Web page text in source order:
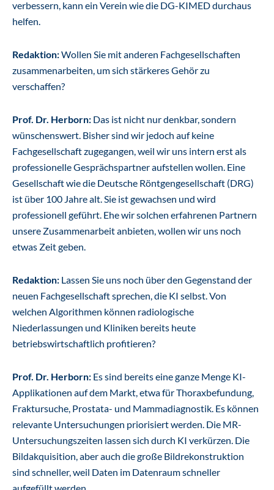
verbessern, kann ein Verein wie die DG-KIMED durchaus
helfen.
Redaktion:Wollen Sie mit anderen Fachgesellschaften
zusammenarbeiten, um sich stärkeres Gehör zu
verschaffen?
Prof. Dr. Herborn: Das ist nicht nur denkbar, sondern
wünschenswert. Bisher sind wir jedoch auf keine
Fachgesellschaft zugegangen, weil wir uns intern erst als
professionelle Gesprächspartner aufstellen wollen. Eine
Gesellschaft wie die Deutsche Röntgengesellschaft (DRG)
ist über 100 Jahre alt. Sie ist gewachsen und wird
professionell geführt. Ehe wir solchen erfahrenen Partnern
unsere Zusammenarbeit anbieten, wollen wir uns noch
etwas Zeit geben.
Redaktion: Lassen Sie uns noch über den Gegenstand der
neuen Fachgesellschaft sprechen, die KI selbst. Von
welchen Algorithmen können radiologische
Niederlassungen und Kliniken bereits heute
betriebswirtschaftlich profitieren?
Prof. Dr. Herborn: Es sind bereits eine ganze Menge KI-
Applikationen auf dem Markt, etwa für Thoraxbefundung,
Fraktursuche, Prostata- und Mammadiagnostik. Es können
relevante Untersuchungen priorisiert werden. Die MR-
Untersuchungszeiten lassen sich durch KI verkürzen. Die
Bildakquisition, aber auch die große Bildrekonstruktion
sind schneller, weil Daten im Datenraum schneller